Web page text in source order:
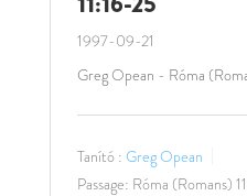
1997-09-21
Greg Opean - Róma
Tanító : Greg Opean
Passage: Róma (Romans)